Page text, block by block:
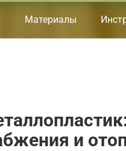
Материалы
и